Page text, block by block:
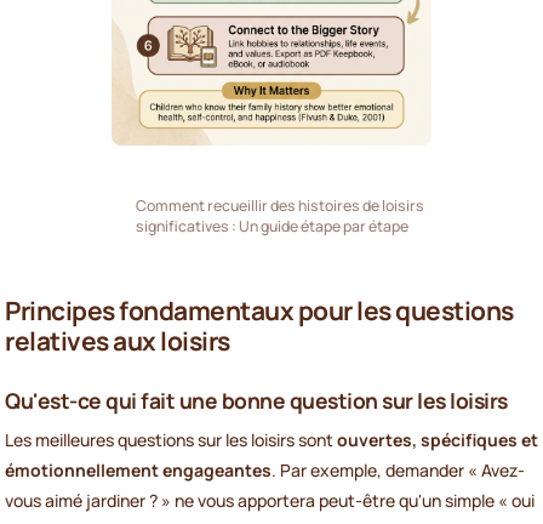
Comment recueillir des histoires de loisirs
significatives : Un guide étape par étape
Principes fondamentaux pour les questions
relatives aux loisirs
Qu'est-ce qui fait une bonne question sur les loisirs
Les meilleures questions sur les loisirs sontouvertes, spécifiques et
émotionnellement engageantes. Par exemple, demander « Avez-
vous aimé jardiner ? » ne vous apportera peut-être qu'un simple « oui